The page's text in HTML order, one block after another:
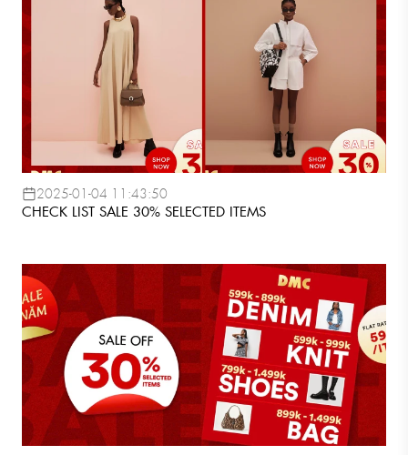
2025-01-04 11:43:50
CHECK LIST SALE 30% SELECTED ITEMS